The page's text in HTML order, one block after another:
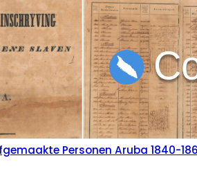
Personen Aruba 1840-